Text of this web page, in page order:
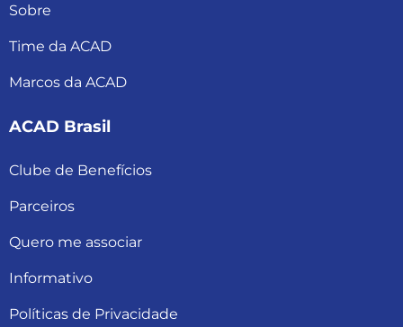
Sobre
Time da ACAD
Marcos da ACAD
ACAD Brasil
Clube de Benefícios
Parceiros
Quero me associar
Informativo
Políticas de Privacidade